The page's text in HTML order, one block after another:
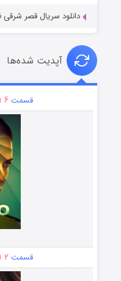
دانلود سریال قصر شرقی The East Palace 2026
آپدیت شده‌ها
قسمت ۶ (زیرنویس)
قسمت ۲ (زیرنویس)